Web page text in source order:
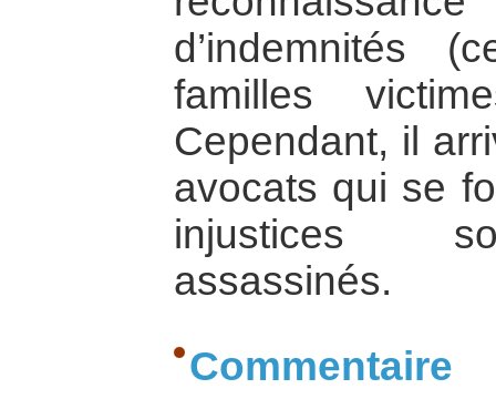
d’indemnités
familles
Cependant, il
avocats qui se
injustices
assassinés.
Commentaire